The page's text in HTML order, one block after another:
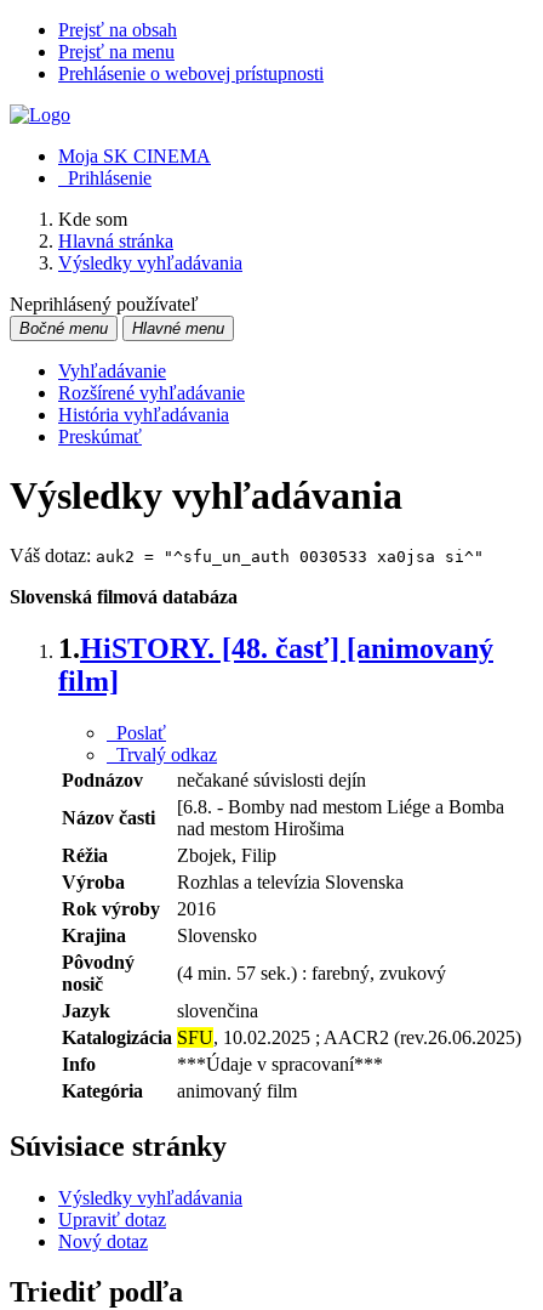
Prejsť na obsah
Prejsť na menu
Prehlásenie o webovej prístupnosti
Moja SK CINEMA
Prihlásenie
Kde som
Hlavná stránka
Výsledky vyhľadávania
Neprihlásený používateľ
Bočné menu Hlavné menu
Vyhľadávanie
Rozšírené vyhľadávanie
História vyhľadávania
Preskúmať
Výsledky vyhľadávania
Váš dotaz: auk2 = "^sfu_un_auth 0030533 xa0jsa si^"
Slovenská filmová databáza
1.HiSTORY. [48. časť] [animovaný
film]
Poslať
Trvalý odkaz
Podnázov
nečakané súvislosti dejín
Názov časti
[6.8. - Bomby nad mestom Liége a Bomba
nad mestom Hirošima
Réžia
Zbojek, Filip
Výroba
Rozhlas a televízia Slovenska
Rok výroby
2016
Krajina
Slovensko
Pôvodný
nosič
(4 min. 57 sek.) : farebný, zvukový
Jazyk
slovenčina
Katalogizácia SFU, 10.02.2025 ; AACR2 (rev.26.06.2025)
Info
***Údaje v spracovaní***
Kategória
animovaný film
Súvisiace stránky
Výsledky vyhľadávania
Upraviť dotaz
Nový dotaz
Triediť podľa